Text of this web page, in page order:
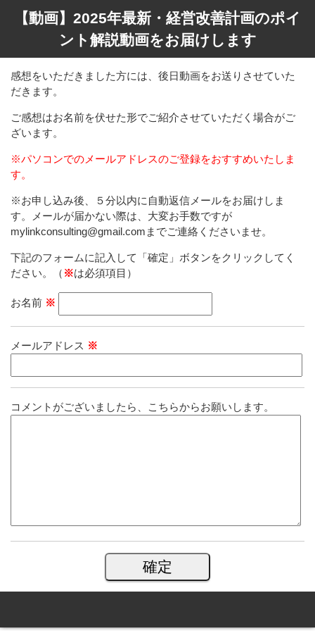
【動画】2025年最新・経営改善計画のポイ
ント解説動画をお届けします
感想をいただきました方には、後日動画をお送りさせていた
だきます。
ご感想はお名前を伏せた形でご紹介させていただく場合がご
ざいます。
※パソコンでのメールアドレスのご登録をおすすめいたしま
す。
※お申し込み後、５分以内に自動返信メールをお届けしま
す。メールが届かない際は、大変お手数ですが
mylinkconsulting@gmail.comまでご連絡くださいませ。
下記のフォームに記入して「確定」ボタンをクリックしてく
ださい。（ ※は必須項目）
お名前 ※
メールアドレス ※
コメントがございましたら、こちらからお願いします。